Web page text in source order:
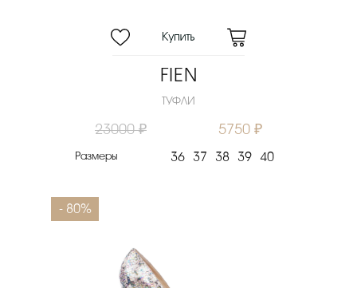
FIEN
ТУФЛИ
23000 ₽ 5750 ₽
Размеры 36 37 38 39 40
- 80%